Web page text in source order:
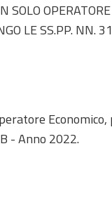
SOLO
LE SS.PP.
- Anno 2022.